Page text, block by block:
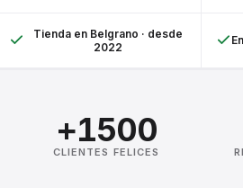
Tienda en Belgrano · desde
2022
+1500
CLIENTES FELICES